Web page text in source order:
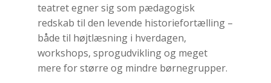
teatret egner sig som pædagogisk
redskab til den levende historiefortælling –
både til højtlæsning i hverdagen,
workshops, sprogudvikling og meget
mere for større og mindre børnegrupper.